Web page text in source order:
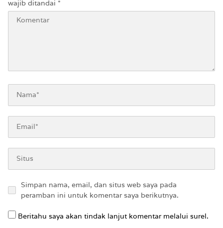
wajib ditandai *
Simpan nama, email, dan situs web saya pada
peramban ini untuk komentar saya berikutnya.
Beritahu saya akan tindak lanjut komentar melalui surel.